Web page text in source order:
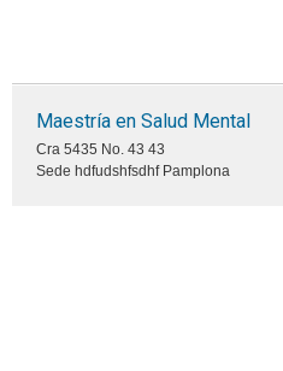
Maestría en Salud Mental
Cra 5435 No. 43 43
Sede hdfudshfsdhf Pamplona